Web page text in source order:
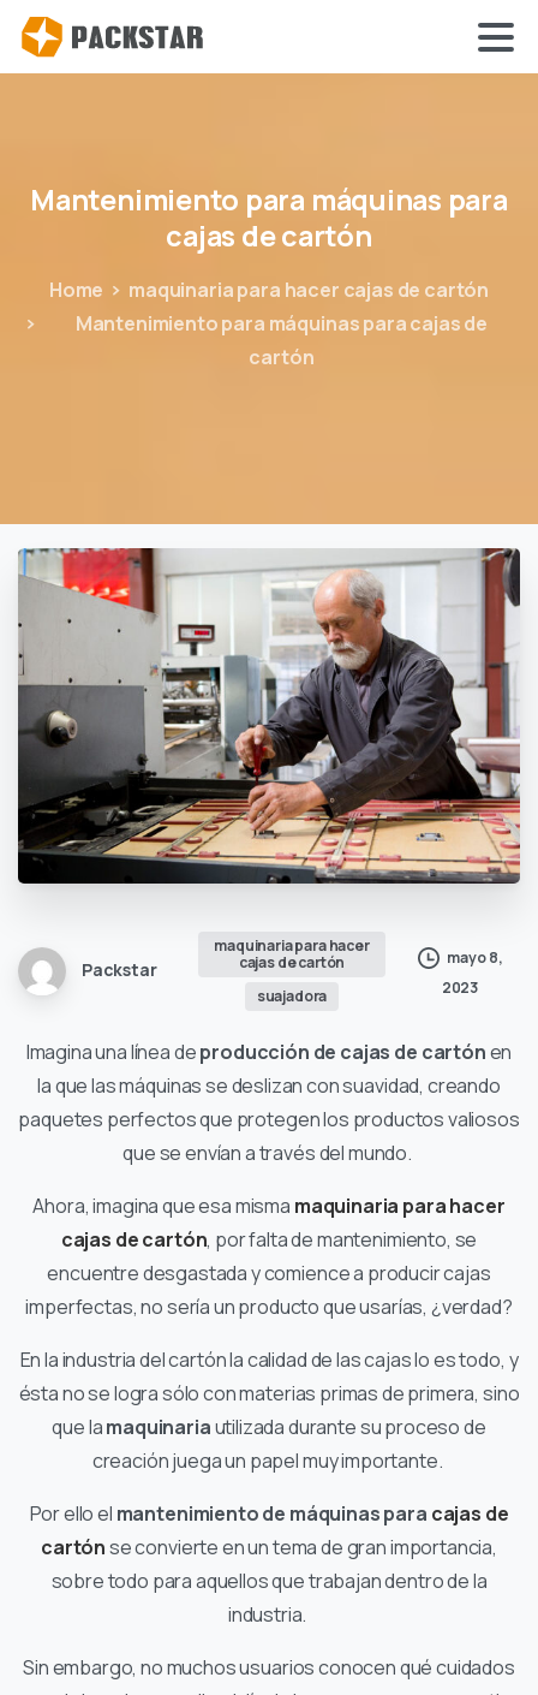
Mantenimiento para máquinas para
cajas decartón
Home
maquinaria para hacer cajas de cartón
Mantenimiento para máquinas para cajas de
cartón
Packstar
maquinaria para hacer
cajas de cartón
suajadora
mayo 8,
2023
Imagina una línea deproducción de cajas de cartónen
la que las máquinas se deslizan con suavidad, creando
paquetes perfectos que protegen los productos valiosos
que se envían a través del mundo.
Ahora, imagina que esa misma maquinaria para hacer
cajas de cartón, por falta de mantenimiento, se
encuentre desgastada y comience a producir cajas
imperfectas, no sería un producto que usarías, ¿verdad?
En la industria del cartón la calidad de las cajas lo es todo, y
ésta no se logra sólo con materias primas de primera, sino
que lamaquinariautilizada durante su proceso de
creación juega un papel muy importante.
Por ello el mantenimiento de máquinas para cajas de
cartónse convierte en un tema de gran importancia,
sobre todo para aquellos que trabajan dentro de la
industria.
Sin embargo, no muchos usuarios conocen qué cuidados